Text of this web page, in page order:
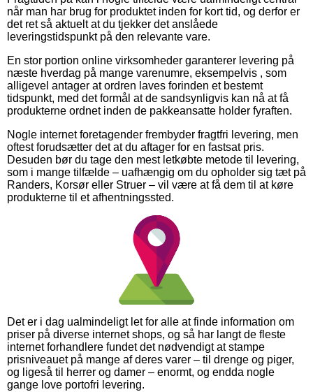
når man har brug for produktet inden for kort tid, og derfor er
det ret så aktuelt at du tjekker det anslåede
leveringstidspunkt på den relevante vare.
En stor portion online virksomheder garanterer levering på
næste hverdag på mange varenumre, eksempelvis , som
alligevel antager at ordren laves forinden et bestemt
tidspunkt, med det formål at de sandsynligvis kan nå at få
produkterne ordnet inden de pakkeansatte holder fyraften.
Nogle internet foretagender frembyder fragtfri levering, men
oftest forudsætter det at du aftager for en fastsat pris.
Desuden bør du tage den mest letkøbte metode til levering,
som i mange tilfælde – uafhængig om du opholder sig tæt på
Randers, Korsør eller Struer – vil være at få dem til at køre
produkterne til et afhentningssted.
Det er i dag ualmindeligt let for alle at finde information om
priser på diverse internet shops, og så har langt de fleste
internet forhandlere fundet det nødvendigt at stampe
prisniveauet på mange af deres varer – til drenge og piger,
og ligeså til herrer og damer – enormt, og endda nogle
gange love portofri levering.